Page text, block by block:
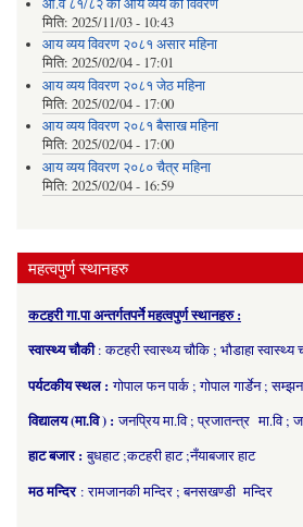
मिति: 2025/11/03 - 10:43
आय व्यय विवरण २०८१ असार महिना
मिति: 2025/02/04 - 17:01
आय व्यय विवरण २०८१ जेठ महिना
मिति: 2025/02/04 - 17:00
आय व्यय विवरण २०८१ बैसाख महिना
मिति: 2025/02/04 - 17:00
आय व्यय विवरण २०८० चैत्र महिना
मिति: 2025/02/04 - 16:59
महत्वपुर्ण स्थानहरु
कटहरी गा.पा अन्तर्गतपर्ने महत्वपुर्ण स्थानहरु :
स्वास्थ्य चौकी: कटहरी स्वास्थ्य चौकि ; भौडाहा स्वास्थ्य
पर्यटकीय स्थल :गोपाल फन पार्क ; गोपाल गार्डेन ;
विद्यालय (मा.वि ) :जनप्रिय मा.वि ; प्रजातन्त्र मा.वि ;
हाट बजार :बुधहाट ;कटहरी हाट ;नँयाबजार हाट
मठ मन्दिर : रामजानकी मन्दिर ; बनसखण्डी मन्दिर